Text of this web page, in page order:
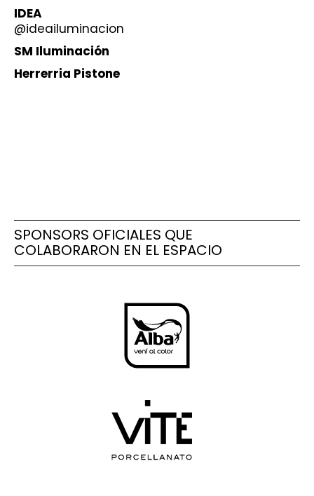
IDEA
@ideailuminacion
SM Iluminación
Herrerria Pistone
SPONSORS OFICIALES QUE
COLABORARON EN EL ESPACIO